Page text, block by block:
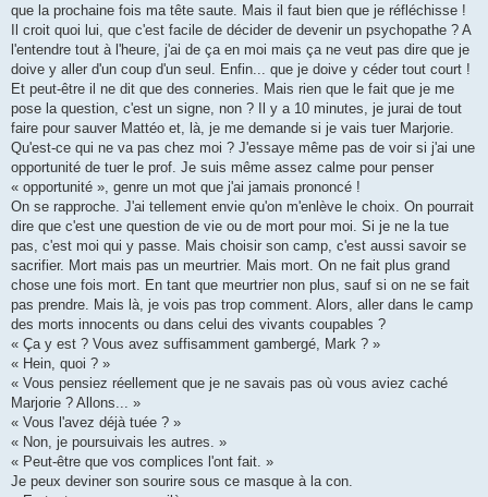
que la prochaine fois ma tête saute. Mais il faut bien que je réfléchisse !
Il croit quoi lui, que c'est facile de décider de devenir un psychopathe ? A
l'entendre tout à l'heure, j'ai de ça en moi mais ça ne veut pas dire que je
doive y aller d'un coup d'un seul. Enfin... que je doive y céder tout court !
Et peut-être il ne dit que des conneries. Mais rien que le fait que je me
pose la question, c'est un signe, non ? Il y a 10 minutes, je jurai de tout
faire pour sauver Mattéo et, là, je me demande si je vais tuer Marjorie.
Qu'est-ce qui ne va pas chez moi ? J'essaye même pas de voir si j'ai une
opportunité de tuer le prof. Je suis même assez calme pour penser
« opportunité », genre un mot que j'ai jamais prononcé !
On se rapproche. J'ai tellement envie qu'on m'enlève le choix. On pourrait
dire que c'est une question de vie ou de mort pour moi. Si je ne la tue
pas, c'est moi qui y passe. Mais choisir son camp, c'est aussi savoir se
sacrifier. Mort mais pas un meurtrier. Mais mort. On ne fait plus grand
chose une fois mort. En tant que meurtrier non plus, sauf si on ne se fait
pas prendre. Mais là, je vois pas trop comment. Alors, aller dans le camp
des morts innocents ou dans celui des vivants coupables ?
« Ça y est ? Vous avez suffisamment gambergé, Mark ? »
« Hein, quoi ? »
« Vous pensiez réellement que je ne savais pas où vous aviez caché
Marjorie ? Allons... »
« Vous l'avez déjà tuée ? »
« Non, je poursuivais les autres. »
« Peut-être que vos complices l'ont fait. »
Je peux deviner son sourire sous ce masque à la con.